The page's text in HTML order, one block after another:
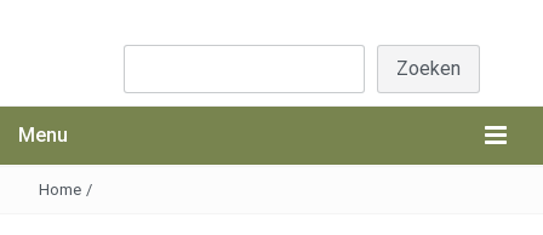
Zoeken
Menu
Home /